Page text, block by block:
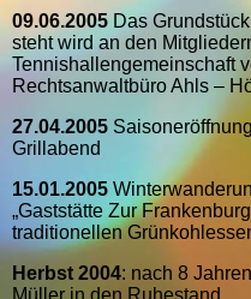
09.06.2005Das
steht wird an den
Tennishallengemeinschaft
Rechtsanwaltbüro Ahls –
27.04.2005
Grillabend
15.01.2005
„Gaststätte Zur
traditionellen
Herbst 2004: nach 8